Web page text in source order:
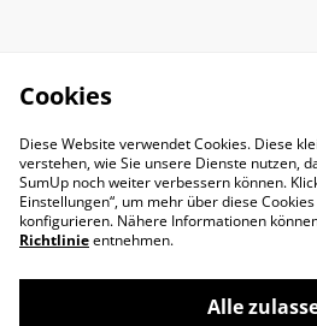
Cookies
Diese Website verwendet Cookies. Diese
verstehen, wie Sie unsere Dienste nutzen,
SumUp noch weiter verbessern können.
Einstellungen“, um mehr über diese
konfigurieren. Nähere Informationen
Richtlinieentnehmen.
Alle